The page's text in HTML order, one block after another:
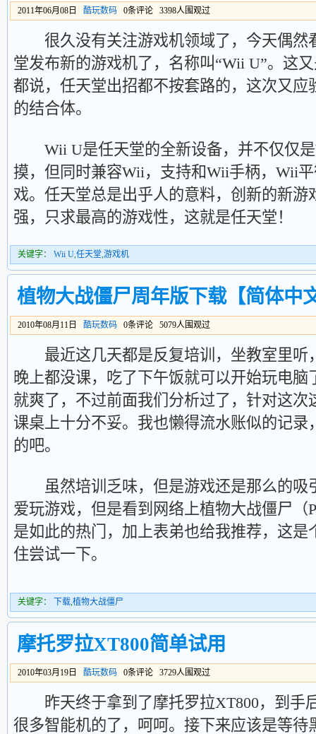
2011年06月08日 酷玩数码 0条评论 3398人围观过
很久没有关注游戏机领域了，今天偶然
堂发布新的游戏机了，名称叫“Wii U”。这
都说，任天堂出招都不按套路的，这次又应
的结合体。
Wii U是任天堂的全新设备，并不仅仅是
摸，但同时兼容Wii，支持和Wii手柄，Wii
戏。任天堂总是出乎人的意料，创新的新游
强，只求最高的游戏性，这就是任天堂！
关键字： Wii U,任天堂,游戏机
植物大战僵尸周年版下载【简体中
2010年08月11日 酷玩数码 0条评论 5079人围观过
最近这几天都是反复培训，坐教室里听
晚上都没课，吃了下午饭就可以开始玩电脑
就爽了，不过前面我们分析过了，针对这次
课桌上十分不妥。我也懒得流水账似的记录
的吧。
虽然培训乏味，但是游戏还是那么的吸
爱玩游戏，但是看到网络上植物大战僵尸（
是如此的热门，加上表弟也给我推荐，这是
住尝试一下。
关键字： 下载,植物大战僵尸
摩托罗拉XT800简单试用
2010年03月19日 酷玩数码 0条评论 3729人围观过
昨天终于拿到了摩托罗拉XT800，到手
很多智能机的了，呵呵。接下来应该是等待